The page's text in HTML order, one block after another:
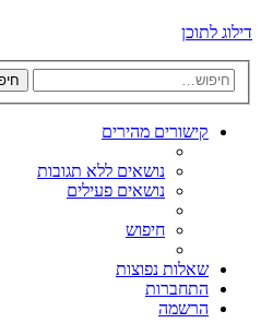
דילוג לתוכן
קישורים מהירים
נושאים ללא תגובות
נושאים פעילים
חיפוש
שאלות נפוצות
התחברות
הרשמה